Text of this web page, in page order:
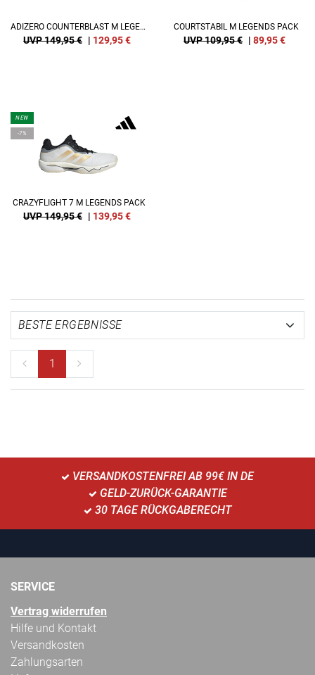
ADIZERO COUNTERBLAST M LEGENDS PACK
UVP 149,95 € | 129,95€
COURTSTABIL M LEGENDS PACK
UVP 109,95 € | 89,95€
NEW
-7%
CRAZYFLIGHT 7 M LEGENDS PACK
UVP 149,95 € | 139,95€
1
VERSANDKOSTENFREI AB 99€ IN DE
GELD-ZURÜCK-GARANTIE
30 TAGE RÜCKGABERECHT
SERVICE
Vertrag widerrufen
Hilfe und Kontakt
Versandkosten
Zahlungsarten